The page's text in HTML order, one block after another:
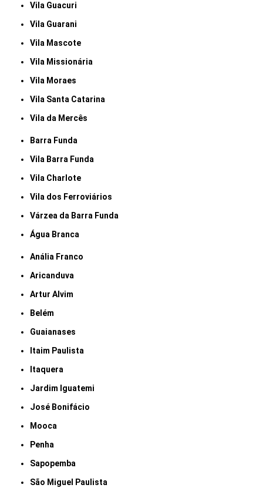
Vila Guacuri
Vila Guarani
Vila Mascote
Vila Missionária
Vila Moraes
Vila Santa Catarina
Vila da Mercês
Barra Funda
Vila Barra Funda
Vila Charlote
Vila dos Ferroviários
Várzea da Barra Funda
Água Branca
Anália Franco
Aricanduva
Artur Alvim
Belém
Guaianases
Itaim Paulista
Itaquera
Jardim Iguatemi
José Bonifácio
Mooca
Penha
Sapopemba
São Miguel Paulista